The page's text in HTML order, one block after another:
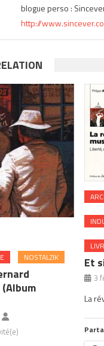
blogue perso :
http://
NOSTALZIK
(Album
Et
3
La